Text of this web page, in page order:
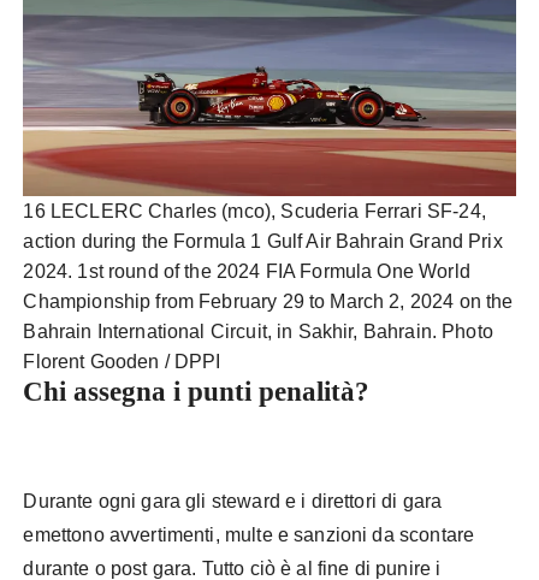
16 LECLERC Charles (mco), Scuderia Ferrari SF-24,
action during the Formula 1 Gulf Air Bahrain Grand Prix
2024. 1st round of the 2024 FIA Formula One World
Championship from February 29 to March 2, 2024 on the
Bahrain International Circuit, in Sakhir, Bahrain. Photo
Florent Gooden / DPPI
Chi assegna i punti penalità?
Durante ogni gara gli steward e i direttori di gara
emettono avvertimenti, multe e sanzioni da scontare
durante o post gara. Tutto ciò è al fine di punire i